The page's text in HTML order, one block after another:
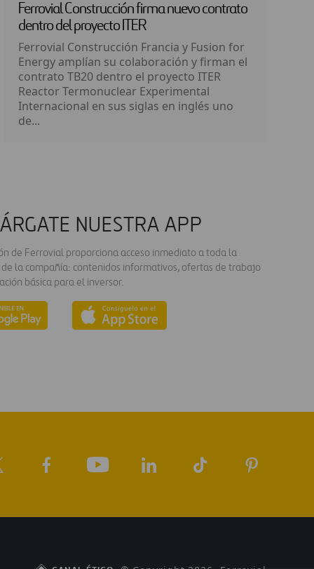
Ferrovial Construcción firma nuevo contrato
dentro del proyecto ITER
Ferrovial Construcción Francia y Fusion for
Energy amplían su colaboración y firman el
contrato TB20 dentro el proyecto ITER
Reactor Termonuclear Experimental
Internacional en sus siglas en inglés uno
de...
NUESTRA APP
de Ferrovial proporciona acceso inmediato a toda la
la compañía: contenidos informativos, ofertas de trabajo
básica para el inversor.